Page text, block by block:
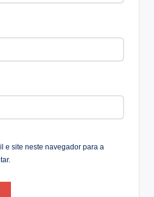
e site neste navegador para a